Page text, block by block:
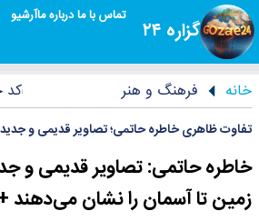
گزاره ۲۴
تماس با مادرباره ماآرشیو
خانه فرهنگ و هنر کد
تفاوت ظاهری خاطره حاتمی؛ تصاویر قدیمی و
خاطره حاتمی: تصاویر قدیمی و
زمین تا آسمان را نشان می‌دهند